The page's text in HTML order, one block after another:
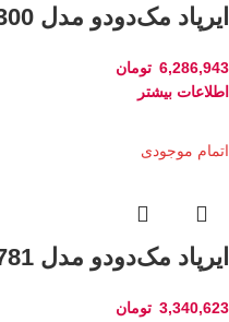
ایرپاد مک‌دودو مدل HP-3300
6,286,943 تومان
اطلاعات بیشتر
اتمام موجودی
ایرپاد مک‌دودو مدل HP-2781
3,340,623 تومان